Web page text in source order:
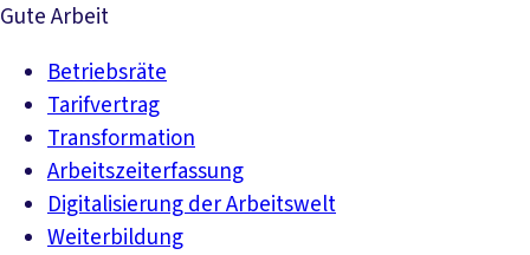
Gute Arbeit
Betriebsräte
Tarifvertrag
Transformation
Arbeitszeiterfassung
Digitalisierung der Arbeitswelt
Weiterbildung